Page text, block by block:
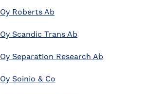
Oy Roberts Ab
Oy Scandic Trans Ab
Oy Separation Research Ab
Oy Soinio & Co